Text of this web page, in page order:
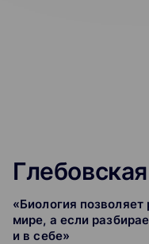
«Биология
мире, а если
и в себе»